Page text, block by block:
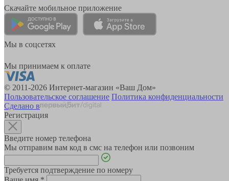
Скачайте мобильное приложение
Мы в соцсетях
Мы принимаем к оплате
© 2011-2026 Интернет-магазин «Ваш Дом»
Пользовательское соглашение Политика конфиденциальности
Сделано в
Регистрация
Введите номер телефона
Мы отправим вам код в смс на телефон или позвоним
Требуется подтверждение по номеру